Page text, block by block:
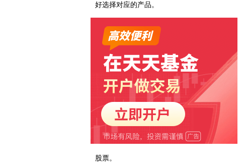
好选择对应的产品。
股票。